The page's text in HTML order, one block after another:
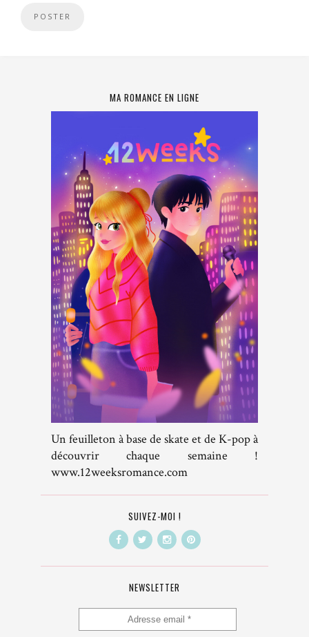
MA ROMANCE EN LIGNE
Un feuilleton à base de skate et de K-pop à
découvrir chaque semaine !
www.12weeksromance.com
SUIVEZ-MOI !
NEWSLETTER